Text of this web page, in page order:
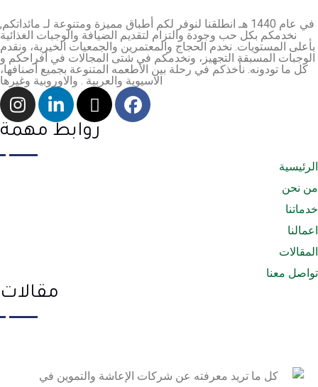
في عام 1440 هـ انطلقنا لنوفر لكم أطباق مميزة ومتنوعة لـ مائداتكم,
نخدمكم بكل حب وجودة والتزام لتقديم الضيافة والوجبات الغذائية
بأعلى المستويات. نخدم الحجاج والمعتمرين والجمعيات الخيرية، ونقدم
الوجبات المسبقة التجهيز، ونخدمكم في شتى المجالات في أفراحكم و
كل ما تودونه. نأخذكم في رحلة بين الأطعمه المتنوعة بجميع أصنافها،
الاسيوية والعربية . والاوروبية وغيرها
روابط مهمة
الرئيسية
من نحن
خدماتنا
اعمالنا
المقالات
تواصل معنا
مقالات